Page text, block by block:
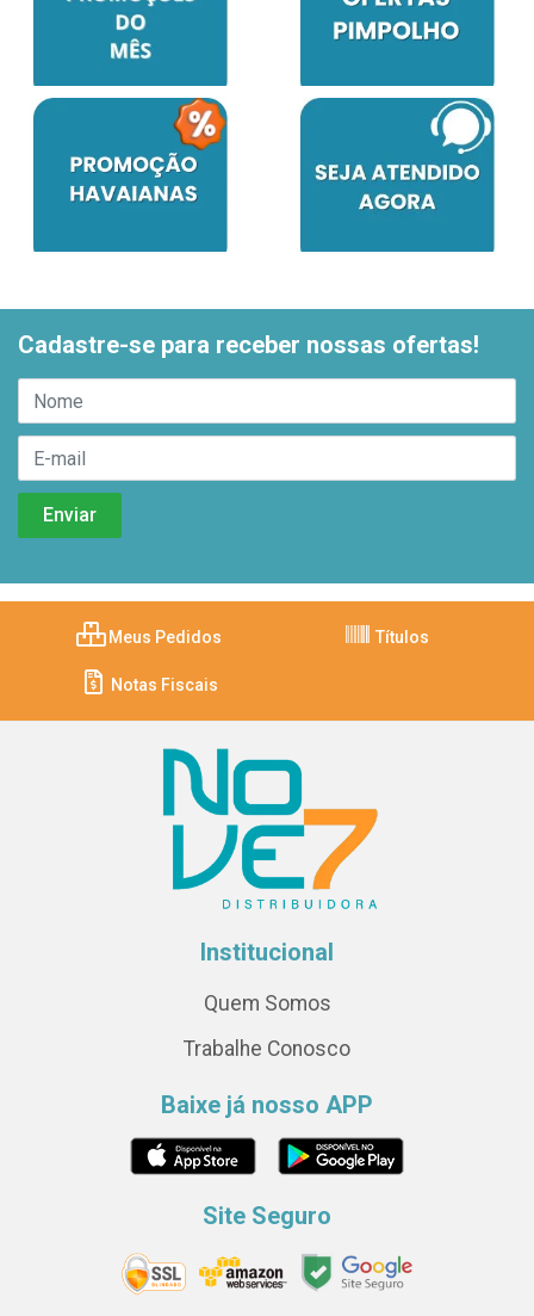
Cadastre-se para receber nossas ofertas!
Meus Pedidos Títulos
Notas Fiscais
Institucional
Quem Somos
Trabalhe Conosco
Baixe já nosso APP
Site Seguro